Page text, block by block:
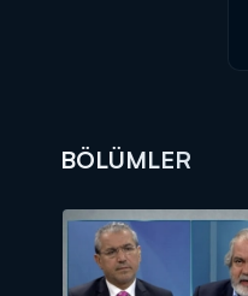
BÖLÜMLER